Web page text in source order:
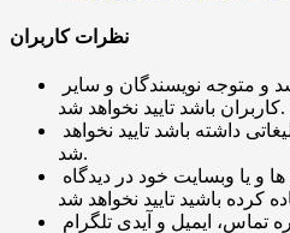
نظرات کاربران
کاربران باشد تایید نخواهد شد.
شد.